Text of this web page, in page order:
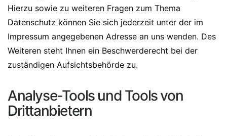
Hierzu sowie zu weiteren Fragen zum Thema
Datenschutz können Sie sich jederzeit unter der im
Impressum angegebenen Adresse an uns wenden. Des
Weiteren steht Ihnen ein Beschwerderecht bei der
zuständigen Aufsichtsbehörde zu.
Analyse-Tools und Tools von
Drittanbietern